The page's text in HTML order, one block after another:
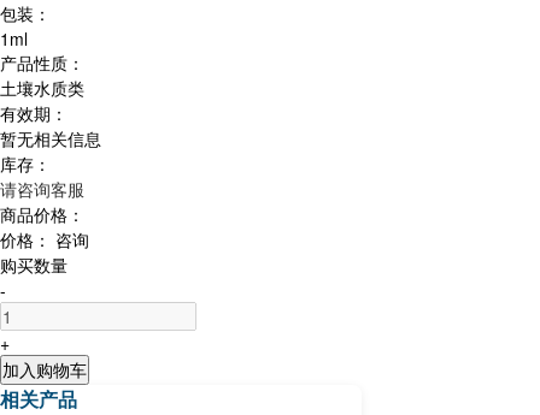
包装：
1ml
产品性质：
土壤水质类
有效期：
暂无相关信息
库存：
请咨询客服
商品价格：
价格： 咨询
购买数量
-
+
加入购物车
相关产品